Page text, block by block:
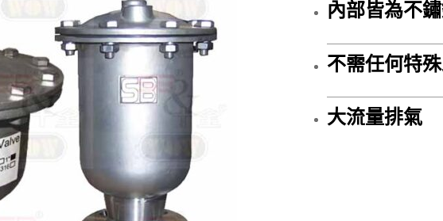
內部皆為不
不需任何特
大流量排氣